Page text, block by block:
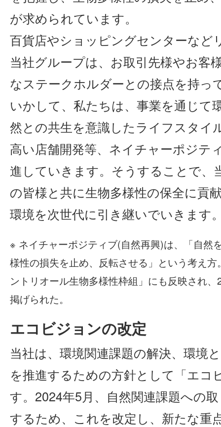
が求められています。
百貨店やショッピングセンターなど
当社グループは、お取引先様やお客
なステークホルダーとの接点を持っ
いかして、私たちは、事業を通じて
然との共生を意識したライフスタイ
高い店舗開発等、ネイチャーポジテ
進していきます。そうすることで、
の皆様と共に生物多様性の保全に貢
環境を次世代に引き継いでいきます
※ ネイチャーポジティブ(自然再興)は、「自然
様性の損失を止め、反転させる」という考え
ントリオール生物多様性枠組」にも反映され
掲げられた。
エコビジョンの改定
当社は、環境関連課題の解決、環境
を推進するための方針として「エコ
す。2024年5月、自然関連課題への
するため、これを改定し、新たな重